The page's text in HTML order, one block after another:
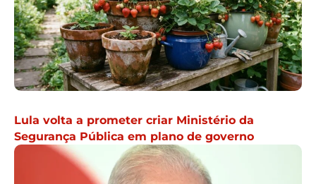
Lula volta a prometer criar Ministério da
Segurança Pública em plano de governo